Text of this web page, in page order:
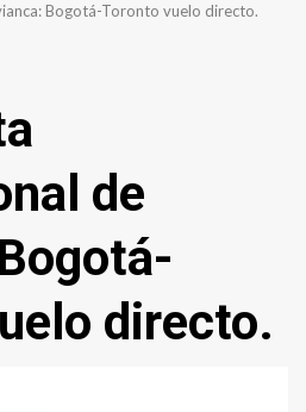
Bogotá-Toronto vuelo directo.
de
directo.